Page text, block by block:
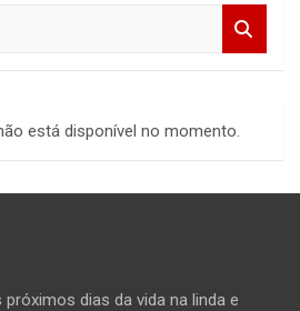
está disponível no momento.
dias da vida na linda e